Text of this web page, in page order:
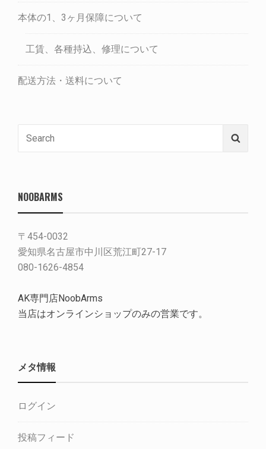
本体の1、3ヶ月保障について
工賃、各種持込、修理について
配送方法・送料について
NOOBARMS
〒454-0032
愛知県名古屋市中川区荒江町27-17
080-1626-4854
AK専門店NoobArms
当店はオンラインショップのみの営業です。
メタ情報
ログイン
投稿フィード